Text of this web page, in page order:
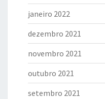
janeiro 2022
dezembro 2021
novembro 2021
outubro 2021
setembro 2021